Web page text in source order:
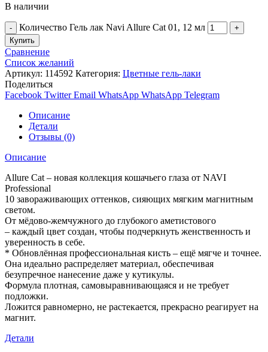
В наличии
Количество Гель лак Navi Allure Cat 01, 12 мл
Купить
Сравнение
Список желаний
Артикул: 114592 Категория: Цветные гель-лаки
Поделиться
Facebook Twitter Email WhatsApp WhatsApp Telegram
Описание
Детали
Отзывы (0)
Описание
Allure Cat – новая коллекция кошачьего глаза от NAVI
Professional
10 завораживающих оттенков, сияющих мягким магнитным
светом.
От мёдово-жемчужного до глубокого аметистового
– каждый цвет создан, чтобы подчеркнуть женственность и
уверенность в себе.
* Обновлённая профессиональная кисть – ещё мягче и точнее.
Она идеально распределяет материал, обеспечивая
безупречное нанесение даже у кутикулы.
Формула плотная, самовыравнивающаяся и не требует
подложки.
Ложится равномерно, не растекается, прекрасно реагирует на
магнит.
Детали